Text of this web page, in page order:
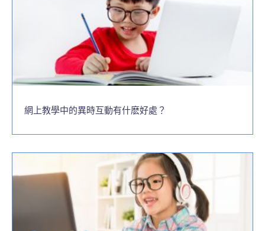
網上教學中的異時互動有什麽好處？